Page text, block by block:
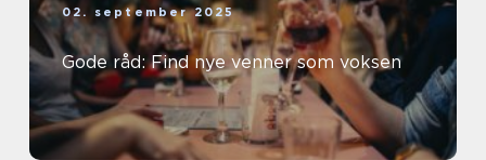
02. september 2025
Gode råd: Find nye venner som voksen